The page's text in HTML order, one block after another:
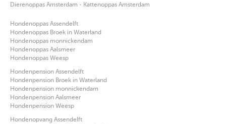
Dierenoppas Amsterdam · Kattenoppas Amsterdam
Hondenoppas Assendelft
Hondenoppas Broek in Waterland
Hondenoppas monnickendam
Hondenoppas Aalsmeer
Hondenoppas Weesp
Hondenpension Assendelft
Hondenpension Broek in Waterland
Hondenpension monnickendam
Hondenpension Aalsmeer
Hondenpension Weesp
Hondenopvang Assendelft